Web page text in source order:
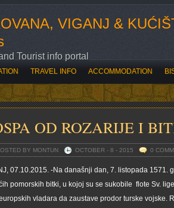
VIGANJ &
Tourist info portal
TRAVEL INFO ACCOMMODATION
ROZARIADI BOĆARI OTVORILI
OD ROZARIJE I
BY MONTUN OCTOBER - 8 - 2015 0
07.10.2015. -Na današnji dan, 7. listopada 1571.
pomorskih bitki, u kojoj su se sukobile flote Sv.
vladara da zaustave prodor turske vojske.